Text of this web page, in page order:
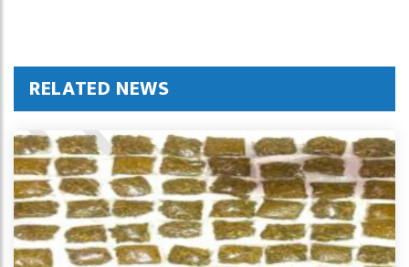
RELATED NEWS